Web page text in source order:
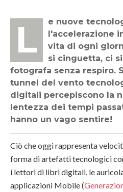
Le nuove tecnologie hanno impresso
l'accelerazione
vita di ogni
si cinguetta, ci
fotografa senza respiro.
tunnel del vento
digitali percepiscono la
lentezza dei tempi
hanno un vago sentire!
Ciò che oggi rappresenta
forma di artefatti tecnologici
i lettori di libri digitali, le
applicazioni Mobile (